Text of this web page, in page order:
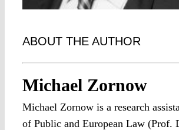
ABOUT THE AUTHOR
Michael Zornow
Michael Zornow is a research
of Public and European Law (Prof.